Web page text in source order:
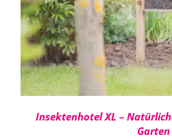
Insektenhotel XL –
Garten